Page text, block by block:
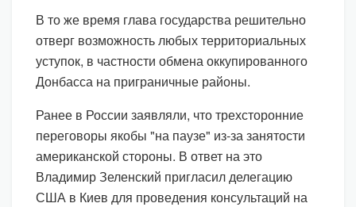
В то же время глава государства решительно
отверг возможность любых территориальных
уступок, в частности обмена оккупированного
Донбасса на приграничные районы.
Ранее в России заявляли, что трехсторонние
переговоры якобы "на паузе" из-за занятости
американской стороны. В ответ на это
Владимир Зеленский пригласил делегацию
США в Киев для проведения консультаций на